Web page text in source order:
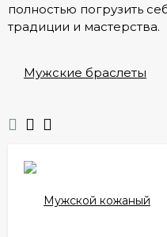
полностью погрузить
традиции и мастерства.
Мужские браслеты